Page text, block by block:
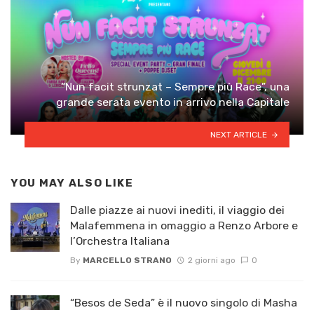
“Nun facit strunzat – Sempre più Race”, una
grande serata evento in arrivo nella Capitale
NEXT ARTICLE
YOU MAY ALSO LIKE
Dalle piazze ai nuovi inediti, il viaggio dei
Malafemmena in omaggio a Renzo Arbore e
l’Orchestra Italiana ​
By MARCELLO STRANO 2 giorni ago 0
“Besos de Seda” è il nuovo singolo di Masha